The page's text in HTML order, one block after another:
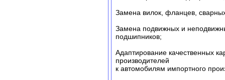
Замена вилок, фланцев,
Замена подвижных и
подшипников;
Адаптирование качественных
производителей
к автомобилям импортного